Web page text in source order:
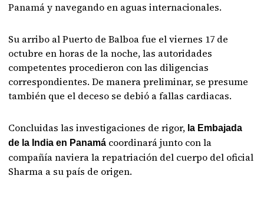
Panamá y navegando en aguas internacionales.
Su arribo al Puerto de Balboa fue el viernes 17 de
octubre en horas de la noche, las autoridades
competentes procedieron con las diligencias
correspondientes. De manera preliminar, se presume
también que el deceso se debió a fallas cardiacas.
Concluidas las investigaciones de rigor, la Embajada
de la India en Panamá coordinará junto con la
compañía naviera la repatriación del cuerpo del oficial
Sharma a su país de origen.